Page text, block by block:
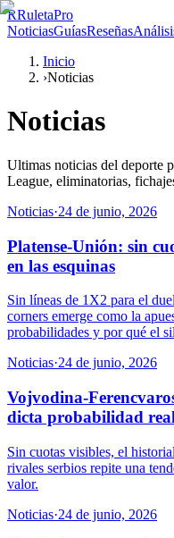
RRuletaPro
NoticiasGuíasReseñas
Inicio
›Noticias
Noticias
Ultimas noticias del deporte
League, eliminatorias,
Noticias·24 de junio, 2026
Platense-Unión: sin
en las esquinas
Sin líneas de 1X2 para el
corners emerge como la
probabilidades y por qué el
Noticias·24 de junio, 2026
Vojvodina-
dicta probabilidad real
Sin cuotas visibles, el
rivales serbios repite una
valor.
Noticias·24 de junio, 2026